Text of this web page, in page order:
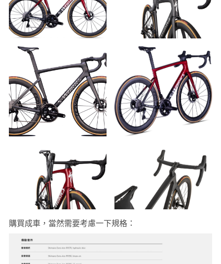
購買成車，當然需要考慮一下規格：